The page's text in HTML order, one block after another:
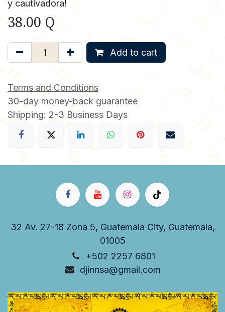
y cautivadora!
38.00 Q
Add to cart
Terms and Conditions
30-day money-back guarantee
Shipping: 2-3 Business Days
32 Av. 27-18 Zona 5, Guatemala City, Guatemala,
01005
+502 2257 6801
djinnsa@gmail.com